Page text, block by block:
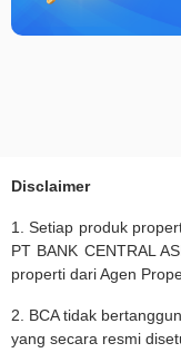
Disclaimer
1. Setiap produk
PT BANK CENTRAL
properti dari Agen
2. BCA tidak
yang secara resmi